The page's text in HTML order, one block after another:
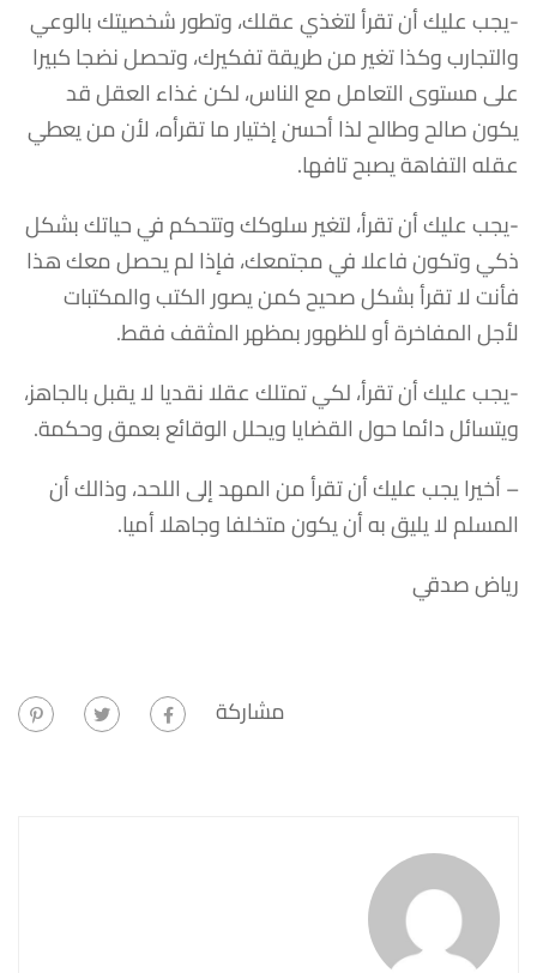
-يجب عليك أن تقرأ لتغذي عقلك، وتطور شخصيتك بالوعي
والتجارب وكذا تغير من طريقة تفكيرك، وتحصل نضجا كبيرا
على مستوى التعامل مع الناس، لكن غذاء العقل قد
يكون صالح وطالح لذا أحسن إختيار ما تقرأه، لأن من يعطي
عقله التفاهة يصبح تافها.
-يجب عليك أن تقرأ، لتغير سلوكك وتتحكم في حياتك بشكل
ذكي وتكون فاعلا في مجتمعك، فإذا لم يحصل معك هذا
فأنت لا تقرأ بشكل صحيح كمن يصور الكتب والمكتبات
لأجل المفاخرة أو للظهور بمظهر المثقف فقط.
-يجب عليك أن تقرأ، لكي تمتلك عقلا نقديا لا يقبل بالجاهز،
ويتسائل دائما حول القضايا ويحلل الوقائع بعمق وحكمة.
– أخيرا يجب عليك أن تقرأ من المهد إلى اللحد، وذالك أن
المسلم لا يليق به أن يكون متخلفا وجاهلا أميا.
رياض صدقي
مشاركة